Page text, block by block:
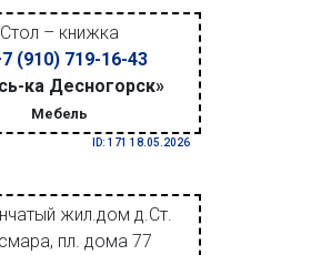
Стол – книжка
(910) 719-16-43
ка Десногорск»
Мебель
ID: 171 18.05.2026
жил.дом д.Ст.
пл. дома 77